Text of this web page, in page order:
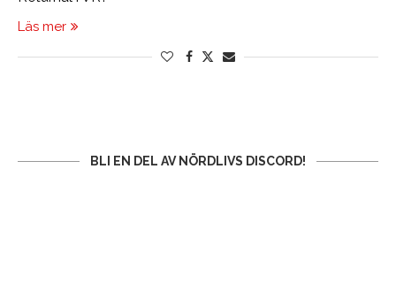
Läs mer
BLI EN DEL AV NÖRDLIVS DISCORD!